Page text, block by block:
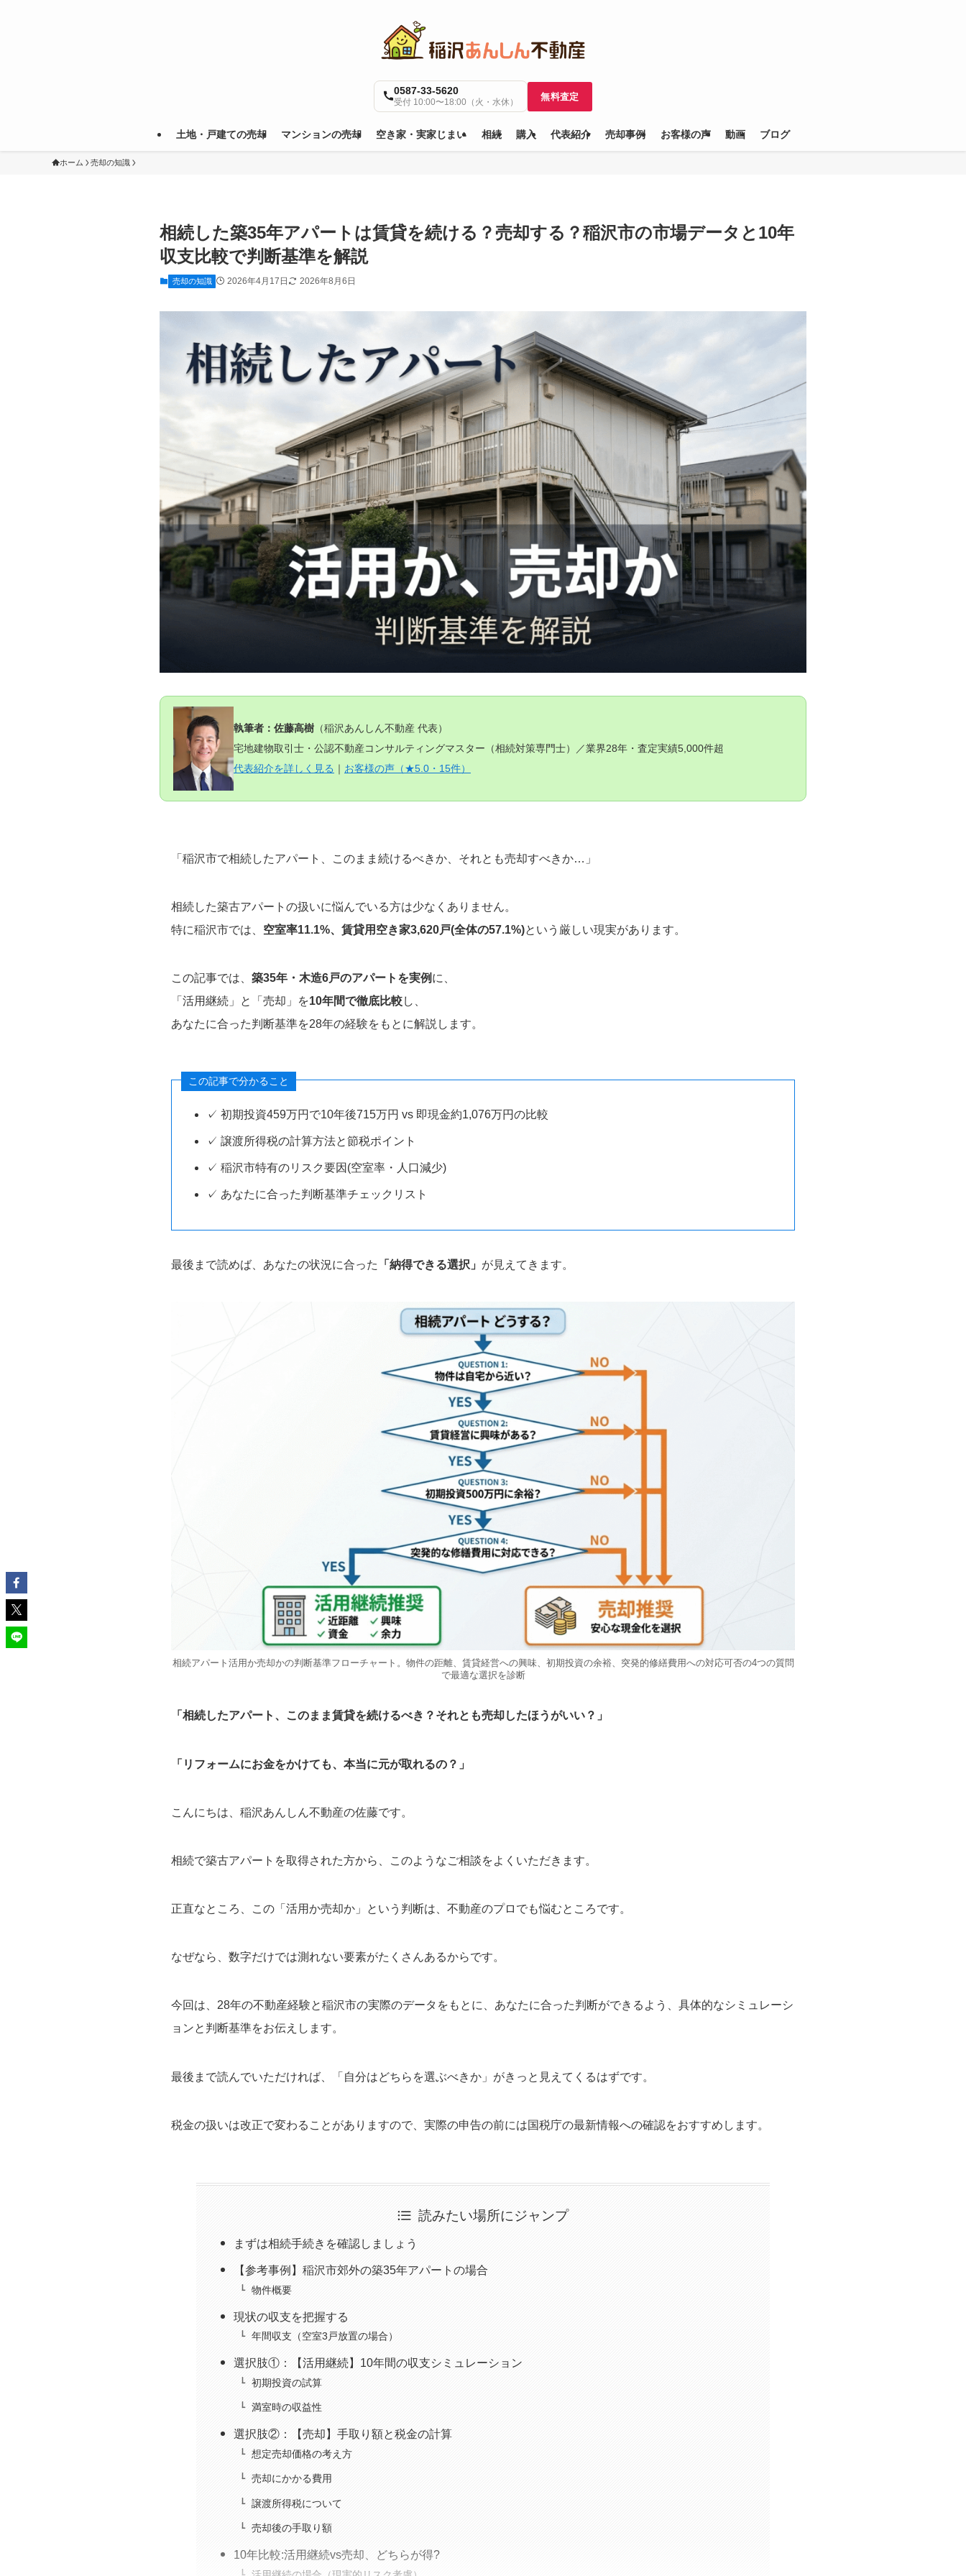
土地・戸建ての売却 マンションの売却 空き家・実家じまい 相続 購入 代表紹介 売却事例 お客様の声 動画 ブログ
0587-33-5620
受付 10:00〜18:00（火・水休）
無料査定
ホーム 売却の知識
相続した築35年アパートは賃貸を続ける？売却する？稲沢市の市場データと10年
収支比較で判断基準を解説
売却の知識 2026年4月17日 2026年8月6日
執筆者：佐藤高樹 （稲沢あんしん不動産 代表）
宅地建物取引士・公認不動産コンサルティングマスター（相続対策専門士）／業界28年・査定実績5,000件超
代表紹介を詳しく見る ｜ お客様の声（★5.0・15件）
「稲沢市で相続したアパート、このまま続けるべきか、それとも売却すべきか…」
相続した築古アパートの扱いに悩んでいる方は少なくありません。
特に稲沢市では、 空室率11.1%、賃貸用空き家3,620戸(全体の57.1%)という厳しい現実があります。
この記事では、 築35年・木造6戸のアパートを実例 に、
「活用継続」と「売却」を10年間で徹底比較し、
あなたに合った判断基準を28年の経験をもとに解説します。
この記事で分かること
✓ 初期投資459万円で10年後715万円 vs 即現金約1,076万円の比較
✓ 譲渡所得税の計算方法と節税ポイント
✓ 稲沢市特有のリスク要因(空室率・人口減少)
✓ あなたに合った判断基準チェックリスト
最後まで読めば、あなたの状況に合った 「納得できる選択」 が見えてきます。
相続アパート活用か売却かの判断基準フローチャート。物件の距離、賃貸経営への興味、初期投資の余裕、突発的修繕費用への対応可否の4つの質問
で最適な選択を診断
「相続したアパート、このまま賃貸を続けるべき？それとも売却したほうがいい？」
「リフォームにお金をかけても、本当に元が取れるの？」
こんにちは、稲沢あんしん不動産の佐藤です。
相続で築古アパートを取得された方から、このようなご相談をよくいただきます。
正直なところ、この「活用か売却か」という判断は、不動産のプロでも悩むところです。
なぜなら、数字だけでは測れない要素がたくさんあるからです。
今回は、28年の不動産経験と稲沢市の実際のデータをもとに、あなたに合った判断ができるよう、具体的なシミュレーシ
ョンと判断基準をお伝えします。
最後まで読んでいただければ、「自分はどちらを選ぶべきか」がきっと見えてくるはずです。
税金の扱いは改正で変わることがありますので、実際の申告の前には国税庁の最新情報への確認をおすすめします。
読みたい場所にジャンプ
まずは相続手続きを確認しましょう
【参考事例】稲沢市郊外の築35年アパートの場合
物件概要
現状の収支を把握する
年間収支（空室3戸放置の場合）
選択肢①：【活用継続】10年間の収支シミュレーション
初期投資の試算
満室時の収益性
選択肢②：【売却】手取り額と税金の計算
想定売却価格の考え方
売却にかかる費用
譲渡所得税について
売却後の手取り額
10年比較:活用継続vs売却、どちらが得?